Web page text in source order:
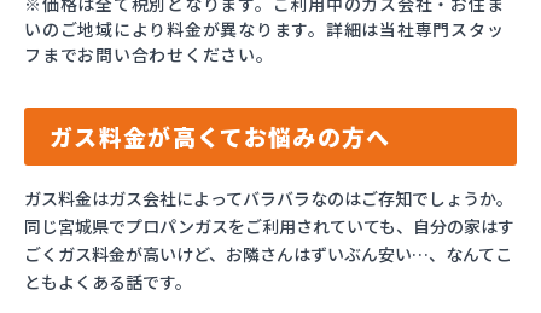
※価格は全て税別となります。ご利用中のガス会社・お住ま
いのご地域により料金が異なります。詳細は当社専門スタッ
フまでお問い合わせください。
ガス料金が高くてお悩みの方へ
ガス料金はガス会社によってバラバラなのはご存知でしょうか。
同じ宮城県でプロパンガスをご利用されていても、自分の家はす
ごくガス料金が高いけど、お隣さんはずいぶん安い…、なんてこ
ともよくある話です。